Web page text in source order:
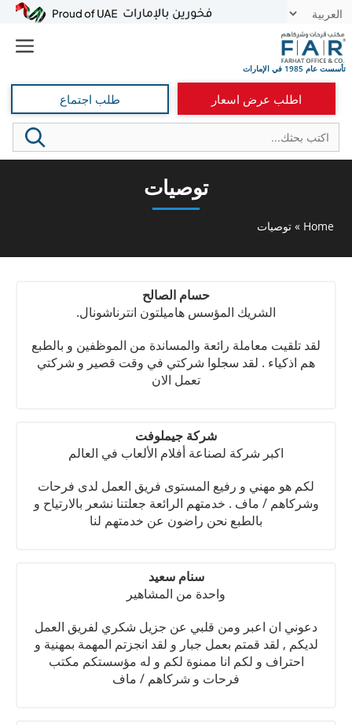
انتقل
المحتوى
اطلب عرض اسعار طلب اجتماع
توصيات
Home
» توصيات
حسام الصالح
الشريك المؤسس هاميلتون انترناشونال.
لقد تلقيت معاملة رائعة والمساندة من الموظفين و بالطبع
هم اذكياء . لقد سجلوا شركتي في وقت قصير و شركتي
تعمل الان
شركة جيملوفت
اكبر شركة لصناعة أفلام الألعاب في العالم
لكم هو مهني و رفيع المستوى فريق العمل لدى فرحات
وشركاهم / ماف . خدمتهم الرائعة جعلتنا نشعر بالارتياح و
بالطبع نحن راضون عن خدمتهم لنا
سنام سعيد
واحدة من المشاهير
دعوني ان اعبر ومن قلبي عن جزيل شكري لفريق العمل
لديكم , لقد قمتم بعمل جبار و لقد انجزتم المهمة بمهنية و
احتراف و لكم انا ممنوة لكم و له مؤسستكم مكتب
فرحات و شركاهم / ماف